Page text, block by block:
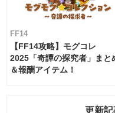
FF14
【FF14攻略】モグコレ
2025「奇譚の探究者」まと
＆報酬アイテム！
更新